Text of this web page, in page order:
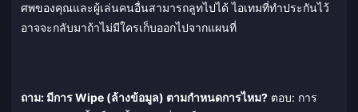
ศพของคุณและผู้เล่นคนอื่นสามารถลูทไปได้ ไอเทมที่ทำประกันไว้
อาจจะกลับมาถ้าไม่มีใครเก็บออกไปจากแผนที่
ถาม: มีการ Wipe (ล้างข้อมูล) ตามกำหนดการไหม? ตอบ: การ